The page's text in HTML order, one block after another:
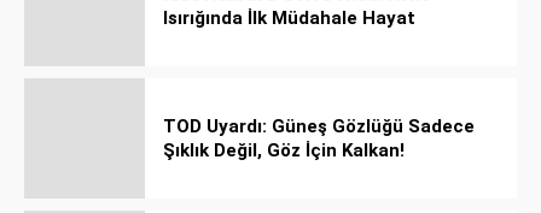
Isırığında İlk Müdahale Hayat
TOD Uyardı: Güneş Gözlüğü Sadece
Şıklık Değil, Göz İçin Kalkan!